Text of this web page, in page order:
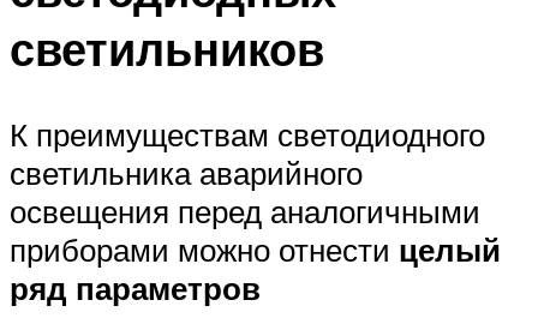
светильников
К преимуществам светодиодного
светильника аварийного
освещения перед аналогичными
приборами можно отнести целый
ряд параметров